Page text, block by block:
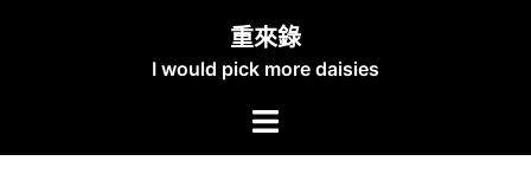
重來錄
I would pick more daisies
Toggle